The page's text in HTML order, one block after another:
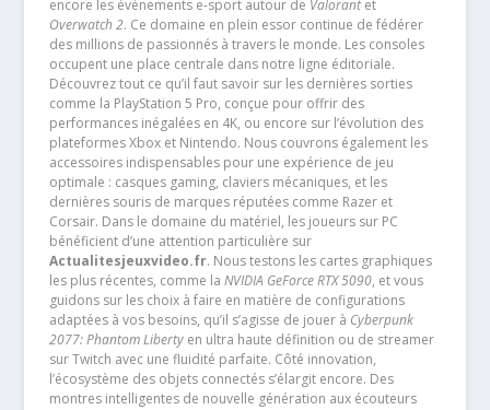
encore les événements e-sport autour de Valorantet
Overwatch 2. Ce domaine en plein essor continue de fédérer
des millions de passionnés à travers le monde. Les consoles
occupent une place centrale dans notre ligne éditoriale.
Découvrez tout ce qu’il faut savoir sur les dernières sorties
comme la PlayStation 5 Pro, conçue pour offrir des
performances inégalées en 4K, ou encore sur l’évolution des
plateformes Xbox et Nintendo. Nous couvrons également les
accessoires indispensables pour une expérience de jeu
optimale : casques gaming, claviers mécaniques, et les
dernières souris de marques réputées comme Razer et
Corsair. Dans le domaine du matériel, les joueurs sur PC
bénéficient d’une attention particulière sur
Actualitesjeuxvideo.fr. Nous testons les cartes graphiques
les plus récentes, comme la NVIDIA GeForce RTX 5090, et vous
guidons sur les choix à faire en matière de configurations
adaptées à vos besoins, qu’il s’agisse de jouer à Cyberpunk
2077: Phantom Libertyen ultra haute définition ou de streamer
sur Twitch avec une fluidité parfaite. Côté innovation,
l’écosystème des objets connectés s’élargit encore. Des
montres intelligentes de nouvelle génération aux écouteurs